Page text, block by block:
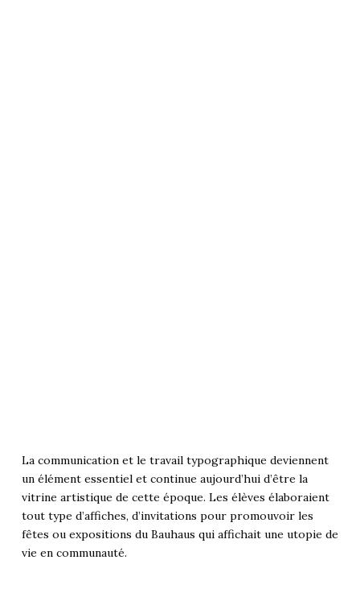
La communication et le travail typographique deviennent
un élément essentiel et continue aujourd’hui d’être la
vitrine artistique de cette époque. Les élèves élaboraient
tout type d’affiches, d’invitations pour promouvoir les
fêtes ou expositions du Bauhaus qui affichait une utopie de
vie en communauté.